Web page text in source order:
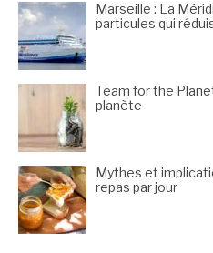
Marseille : La
particules qui
Team for the
planète
Mythes et
repas par jour